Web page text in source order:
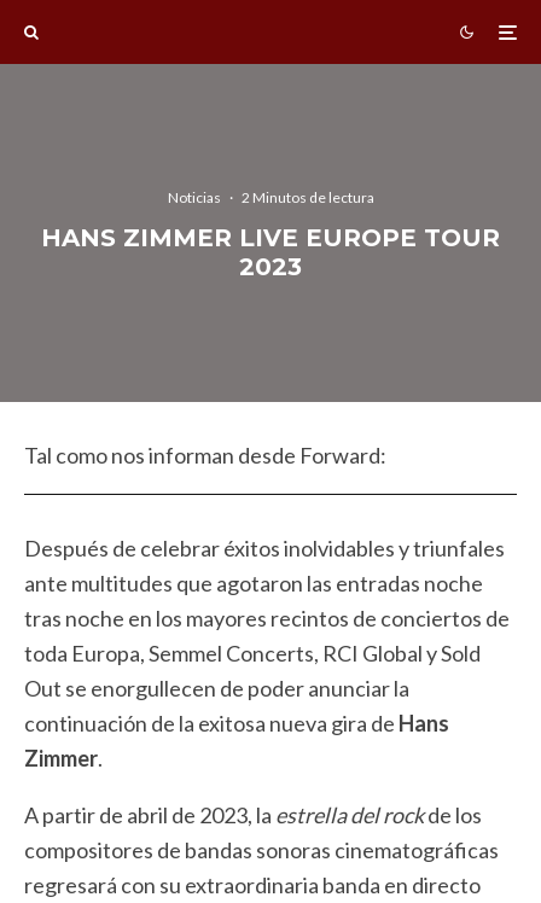
Noticias · 2 Minutos de lectura
HANS ZIMMER LIVE EUROPE TOUR
2023
Tal como nos informan desde Forward:
Después de celebrar éxitos inolvidables y triunfales
ante multitudes que agotaron las entradas noche
tras noche en los mayores recintos de conciertos de
toda Europa, Semmel Concerts, RCI Global y Sold
Out se enorgullecen de poder anunciar la
continuación de la exitosa nueva gira de Hans
Zimmer.
A partir de abril de 2023, la estrella del rockde los
compositores de bandas sonoras cinematográficas
regresará con su extraordinaria banda en directo